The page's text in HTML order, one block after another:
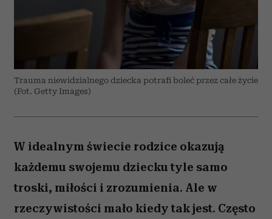
Trauma niewidzialnego dziecka potrafi boleć przez całe życie
(Fot. Getty Images)
W idealnym świecie rodzice okazują
każdemu swojemu dziecku tyle samo
troski, miłości i zrozumienia. Ale w
rzeczywistości mało kiedy tak jest. Często